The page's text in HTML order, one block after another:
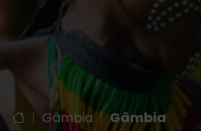
| Gâmbia | Gâmbia